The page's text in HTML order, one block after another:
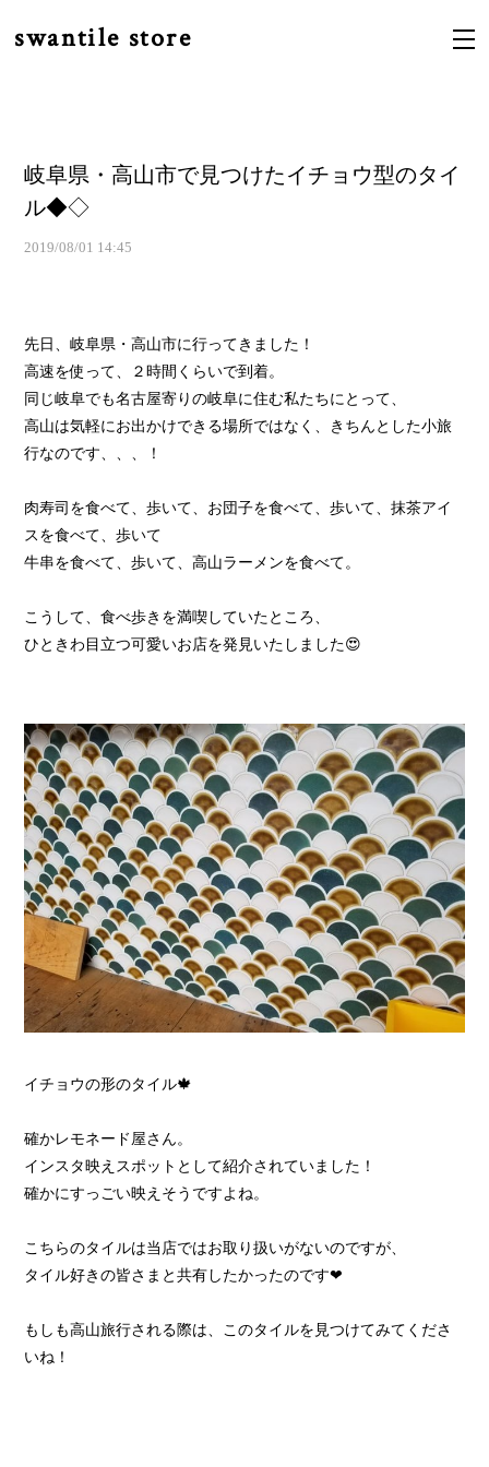
swantile store
岐阜県・高山市で見つけたイチョウ型のタイ
ル◆◇
2019/08/01 14:45
先日、岐阜県・高山市に行ってきました！
高速を使って、２時間くらいで到着。
同じ岐阜でも名古屋寄りの岐阜に住む私たちにとって、
高山は気軽にお出かけできる場所ではなく、きちんとした小旅
行なのです、、、！
肉寿司を食べて、歩いて、お団子を食べて、歩いて、抹茶アイ
スを食べて、歩いて
牛串を食べて、歩いて、高山ラーメンを食べて。
こうして、食べ歩きを満喫していたところ、
ひときわ目立つ可愛いお店を発見いたしました😍
イチョウの形のタイル🍁
確かレモネード屋さん。
インスタ映えスポットとして紹介されていました！
確かにすっごい映えそうですよね。
こちらのタイルは当店ではお取り扱いがないのですが、
タイル好きの皆さまと共有したかったのです❤
もしも高山旅行される際は、このタイルを見つけてみてくださ
いね！